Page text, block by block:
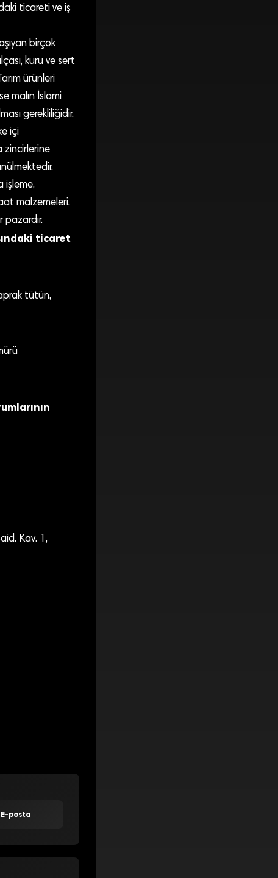
ticareti ve iş
birçok
kuru ve sert
ürünleri
malın İslami
gerekliliğidir.
içi
zincirlerine
işleme,
malzemeleri,
ticaret
tütün,
Kav. 1,
E-posta